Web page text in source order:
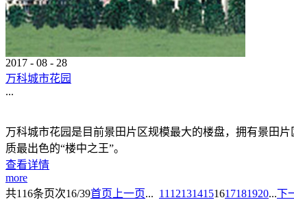
2017 - 08 - 28
万科城市花园
...
万科城市花园是目前景田片区规模最大的楼盘，拥有景田
质最出色的“楼中之王”。
查看详情
more
共116条页次16/39首页 上一页... 11 121314151617181920...下